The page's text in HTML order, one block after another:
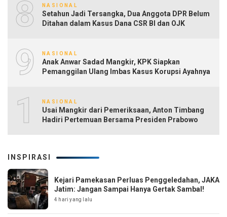
8 NASIONAL
Setahun Jadi Tersangka, Dua Anggota DPR Belum
Ditahan dalam Kasus Dana CSR BI dan OJK
9 NASIONAL
Anak Anwar Sadad Mangkir, KPK Siapkan
Pemanggilan Ulang Imbas Kasus Korupsi Ayahnya
10NASIONAL
Usai Mangkir dari Pemeriksaan, Anton Timbang
Hadiri Pertemuan Bersama Presiden Prabowo
INSPIRASI
Kejari Pamekasan Perluas Penggeledahan, JAKA
Jatim: Jangan Sampai Hanya Gertak Sambal!
4 hari yang lalu